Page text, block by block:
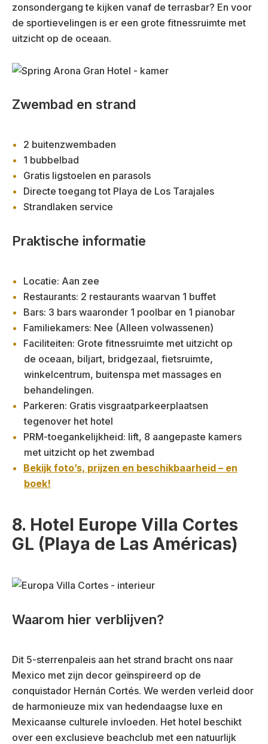
zonsondergang te kijken vanaf de terrasbar? En voor
de sportievelingen is er een grote fitnessruimte met
uitzicht op de oceaan.
Zwembad en strand
2 buitenzwembaden
1 bubbelbad
Gratis ligstoelen en parasols
Directe toegang tot Playa de Los Tarajales
Strandlaken service
Praktische informatie
Locatie: Aan zee
Restaurants: 2 restaurants waarvan 1 buffet
Bars: 3 bars waaronder 1 poolbar en 1 pianobar
Familiekamers: Nee (Alleen volwassenen)
Faciliteiten: Grote fitnessruimte met uitzicht op
de oceaan, biljart, bridgezaal, fietsruimte,
winkelcentrum, buitenspa met massages en
behandelingen.
Parkeren: Gratis visgraatparkeerplaatsen
tegenover het hotel
PRM-toegankelijkheid: lift, 8 aangepaste kamers
met uitzicht op het zwembad
Bekijk foto’s, prijzen en beschikbaarheid – en
boek!
8. Hotel Europe Villa Cortes
GL (Playa de Las Américas)
Waarom hier verblijven?
Dit 5-sterrenpaleis aan het strand bracht ons naar
Mexico met zijn decor geïnspireerd op de
conquistador Hernán Cortés. We werden verleid door
de harmonieuze mix van hedendaagse luxe en
Mexicaanse culturele invloeden. Het hotel beschikt
over een exclusieve beachclub met een natuurlijk